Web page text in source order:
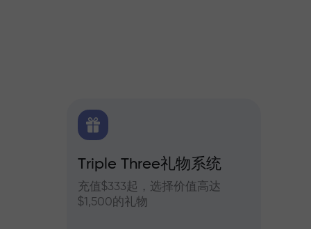
Triple Three礼物系统
充值$333起，选择价值高达
$1,500的礼物